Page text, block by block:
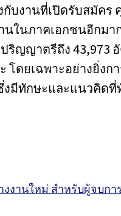
บงานที่เปิดรับสมัคร
นในภาคเอกชนอีกม
ริญญาตรีถึง 43,973
โดยเฉพาะอย่างยิ่งก
งมีทักษะและแนวคิด
งงานใหม่ สำหรับผู้จบก